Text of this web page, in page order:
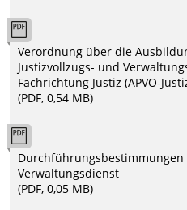
Verordnung über die
Justizvollzugs- und
Fachrichtung Justiz (APVO-
(PDF, 0,54 MB)
Verwaltungsdienst
(PDF, 0,05 MB)